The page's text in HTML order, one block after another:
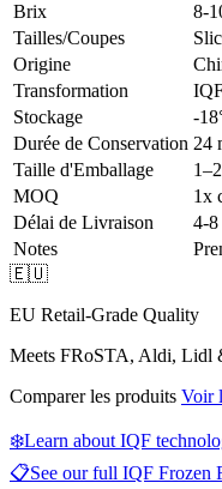
Brix
8-
Tailles/Coupes
Origine
Transformation
Stockage
-
Durée de Conservation 24
Taille d'Emballage
MOQ
1x
Délai de Livraison
4-8
Notes
🇪🇺
EU Retail-Grade Quality
Meets FRoSTA, Aldi, Lidl
Comparer les produits Voir
❄️Learn about IQF
📋See our full IQF Frozen